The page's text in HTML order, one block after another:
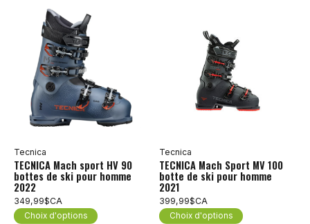
Tecnica
TECNICA Mach sport HV 90
bottes de ski pour homme
2022
349,99$CA
Choix d'options
Tecnica
TECNICA Mach Sport MV 100
botte de ski pour homme
2021
399,99$CA
Choix d'options